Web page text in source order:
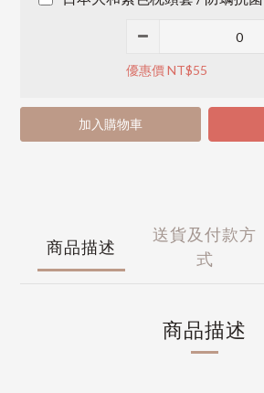
優惠價 NT$55
加入購物車
商品描述
送貨及付款方
式
商品描述